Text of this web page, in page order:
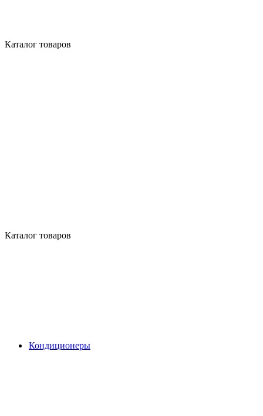
Каталог товаров
Каталог товаров
Кондиционеры